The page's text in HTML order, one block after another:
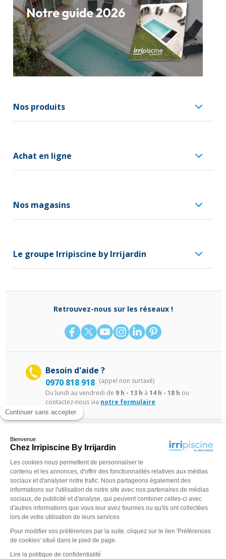
Continuer sans accepter
Bienvenue
Chez Irripiscine By Irrijardin
Les cookies nous permettent de personnaliser le
contenu et les annonces, d'offrir des fonctionnalités relatives aux médias
sociaux et d'analyser notre trafic. Nous partageons également des
informations sur l'utilisation de notre site avec nos partenaires de médias
sociaux, de publicité et d'analyse, qui peuvent combiner celles-ci avec
d'autres informations que vous leur avez fournies ou qu'ils ont collectées
lors de votre utilisation de leurs services
Pour modifier vos préférences par la suite, cliquez sur le lien 'Préférences
de cookies' situé dans le pied de page.
Lire la politique de confidentialité
Nos produits
Achat en ligne
Nos magasins
Le groupe Irripiscine by Irrijardin
Retrouvez-nous sur les réseaux !
Besoin d'aide ?
0970 818 918 (appel non surtaxé)
Du lundi au vendredi de 9 h - 13 h à 14 h - 18 h ou
contactez-nous via notre formulaire
©Irripiscine 2025 Conditions générales de ventes Mentions